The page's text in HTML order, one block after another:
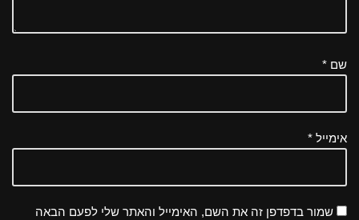
שם *
אימייל *
שמור בדפדפן זה את השם, האימייל והאתר שלי לפעם הבאה